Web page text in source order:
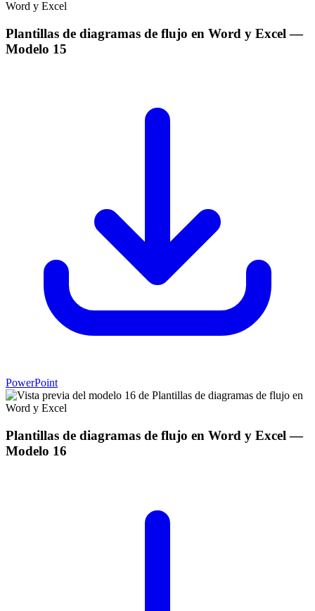
Plantillas de diagramas de flujo en Word y Excel —
Modelo 15
PowerPoint
Plantillas de diagramas de flujo en Word y Excel —
Modelo 16